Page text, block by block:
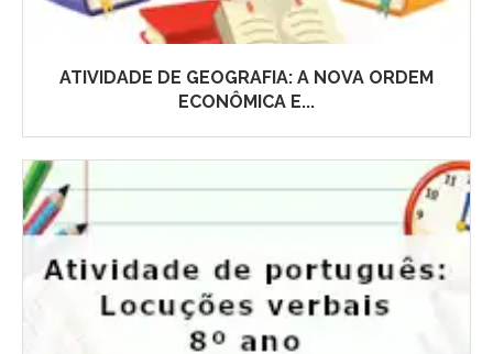
ATIVIDADE DE GEOGRAFIA: A NOVA ORDEM
ECONÔMICA E...